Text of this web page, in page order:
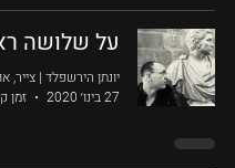
על שלושה
יונתן הירשפלד | צייר,
27 בינו׳ 2020
זמן